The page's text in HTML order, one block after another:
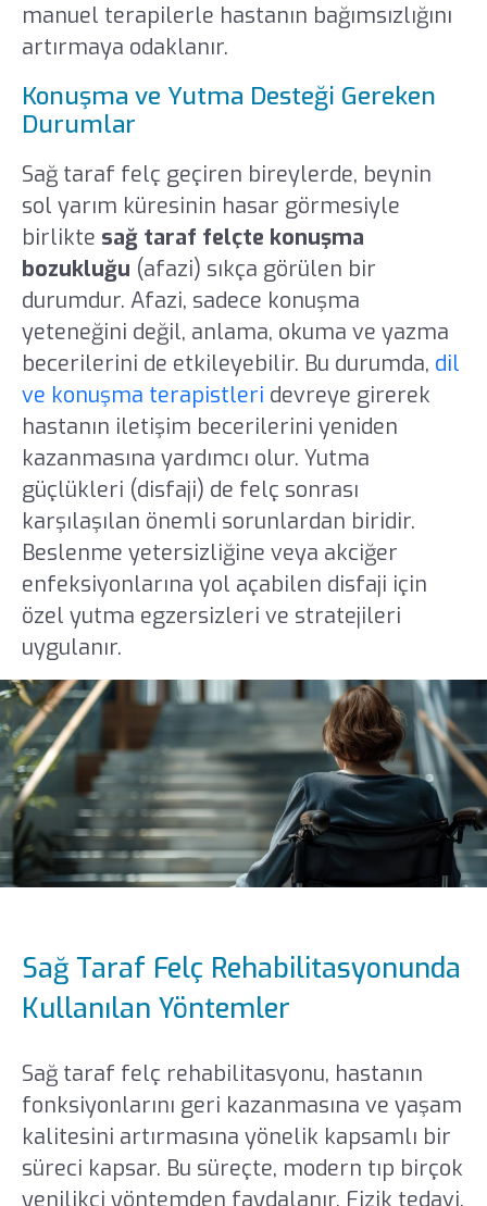
manuel terapilerle hastanın bağımsızlığını
artırmaya odaklanır.
Konuşma ve Yutma Desteği Gereken
Durumlar
Sağ taraf felç geçiren bireylerde, beynin
sol yarım küresinin hasar görmesiyle
birlikte sağ taraf felçte konuşma
bozukluğu (afazi) sıkça görülen bir
durumdur. Afazi, sadece konuşma
yeteneğini değil, anlama, okuma ve yazma
becerilerini de etkileyebilir. Bu durumda, dil
ve konuşma terapistleri devreye girerek
hastanın iletişim becerilerini yeniden
kazanmasına yardımcı olur. Yutma
güçlükleri (disfaji) de felç sonrası
karşılaşılan önemli sorunlardan biridir.
Beslenme yetersizliğine veya akciğer
enfeksiyonlarına yol açabilen disfaji için
özel yutma egzersizleri ve stratejileri
uygulanır.
Sağ Taraf Felç Rehabilitasyonunda
Kullanılan Yöntemler
Sağ taraf felç rehabilitasyonu, hastanın
fonksiyonlarını geri kazanmasına ve yaşam
kalitesini artırmasına yönelik kapsamlı bir
süreci kapsar. Bu süreçte, modern tıp birçok
yenilikçi yöntemden faydalanır. Fizik tedavi,